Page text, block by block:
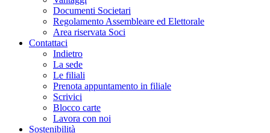
Documenti Societari
Regolamento Assembleare ed Elettorale
Area riservata Soci
Contattaci
Indietro
La sede
Le filiali
Prenota appuntamento in filiale
Scrivici
Blocco carte
Lavora con noi
Sostenibilità